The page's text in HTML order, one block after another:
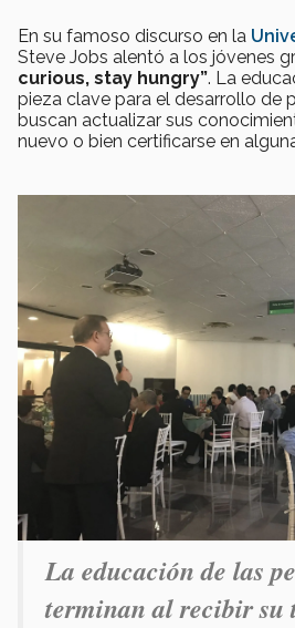
En su famoso discurso en la
Steve Jobs alentó a los jóvenes
curious, stay hungry”. La
pieza clave para el desarrollo de
buscan actualizar sus
nuevo o bien certificarse en
La educación de las
terminan al recibir su